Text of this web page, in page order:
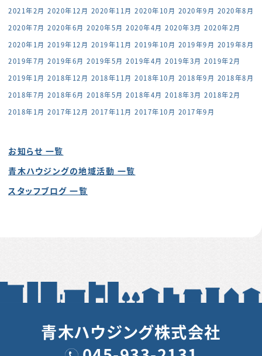
2021年2月 2020年12月 2020年11月 2020年10月 2020年9月 2020年8月
2020年7月 2020年6月 2020年5月 2020年4月 2020年3月 2020年2月
2020年1月 2019年12月 2019年11月 2019年10月 2019年9月 2019年8月
2019年7月 2019年6月 2019年5月 2019年4月 2019年3月 2019年2月
2019年1月 2018年12月 2018年11月 2018年10月 2018年9月 2018年8月
2018年7月 2018年6月 2018年5月 2018年4月 2018年3月 2018年2月
2018年1月 2017年12月 2017年11月 2017年10月 2017年9月
お知らせ 一覧
青木ハウジングの地域活動 一覧
スタッフブログ 一覧
青木ハウジング株式会社